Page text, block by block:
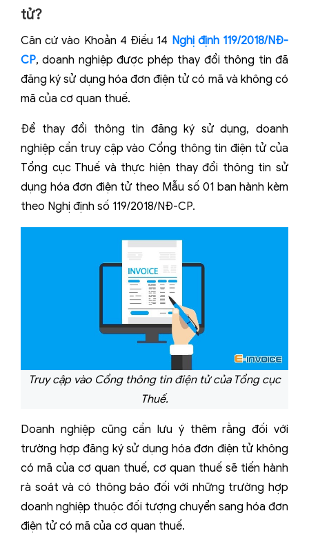
tử?
Căn cứ vào Khoản 4 Điều 14 Nghị định 119/2018/NĐ-
CP, doanh nghiệp được phép thay đổi thông tin đã
đăng ký sử dụng hóa đơn điện tử có mã và không có
mã của cơ quan thuế.
Để thay đổi thông tin đăng ký sử dụng, doanh
nghiệp cần truy cập vào Cổng thông tin điện tử của
Tổng cục Thuế và thực hiện thay đổi thông tin sử
dụng hóa đơn điện tử theo Mẫu số 01 ban hành kèm
theo Nghị định số 119/2018/NĐ-CP.
Truy cập vào Cổng thông tin điện tử của Tổng cục
Thuế.
Doanh nghiệp cũng cần lưu ý thêm rằng đối với
trường hợp đăng ký sử dụng hóa đơn điện tử không
có mã của cơ quan thuế, cơ quan thuế sẽ tiến hành
rà soát và có thông báo đối với những trường hợp
doanh nghiệp thuộc đối tượng chuyển sang hóa đơn
điện tử có mã của cơ quan thuế.